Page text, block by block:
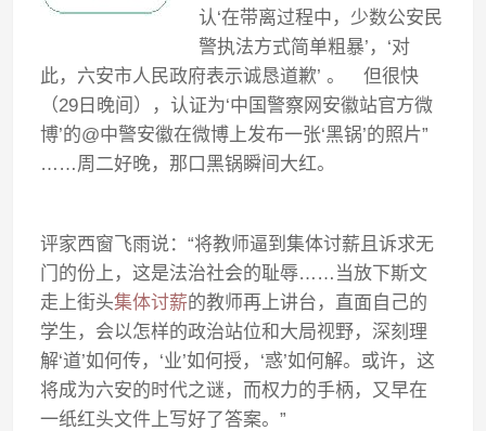
认‘在带离过程中，少数公安民
警执法方式简单粗暴’，‘对
此，六安市人民政府表示诚恳道歉’ 。 但很快
（29日晚间），认证为‘中国警察网安徽站官方微
博’的@中警安徽在微博上发布一张‘黑锅’的照片”
……周二好晚，那口黑锅瞬间大红。
评家西窗飞雨说：“将教师逼到集体讨薪且诉求无
门的份上，这是法治社会的耻辱……当放下斯文
走上街头集体讨薪的教师再上讲台，直面自己的
学生，会以怎样的政治站位和大局视野，深刻理
解‘道’如何传，‘业’如何授，‘惑’如何解。或许，这
将成为六安的时代之谜，而权力的手柄，又早在
一纸红头文件上写好了答案。”